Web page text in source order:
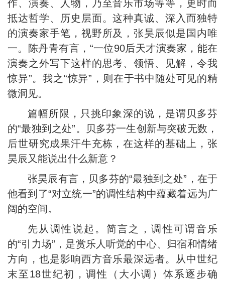
作、演奏、人物，乃至音乐市场等等，更时而
抵达哲学、历史层面。这种真诚、深入而独特
的演奏家手笔，视野所及，张昊辰似是国内唯
一。陈丹青有言，“一位90后天才演奏家，能在
演奏之外写下这样的思考、领悟、见解，令我
惊异”。我之“惊异”，则在于书中随处可见的精
微洞见。
篇幅所限，只挑印象深的说，是谓贝多芬
的“最独到之处”。贝多芬一生创新与突破无数，
后世研究成果汗牛充栋，在这样的基础上，张
昊辰又能说出什么新意？
张昊辰有言，贝多芬的“最独到之处”，在于
他看到了“对立统一”的调性结构中蕴藏着远为广
阔的空间。
先从调性说起。简言之，调性可谓音乐
的“引力场”，是赏乐人听觉的中心、归宿和情绪
方向，也是影响西方音乐最深远者。从中世纪
末至18世纪初，调性（大小调）体系逐步确